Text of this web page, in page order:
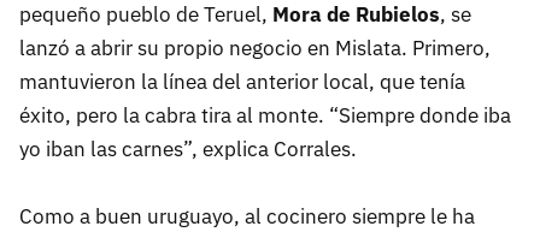
pequeño pueblo de Teruel, Mora de Rubielos, se
lanzó a abrir su propio negocio en Mislata. Primero,
mantuvieron la línea del anterior local, que tenía
éxito, pero la cabra tira al monte. “Siempre donde iba
yo iban las carnes”, explica Corrales.
Como a buen uruguayo, al cocinero siempre le ha